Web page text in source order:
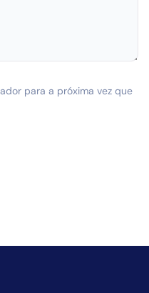
para a próxima vez que